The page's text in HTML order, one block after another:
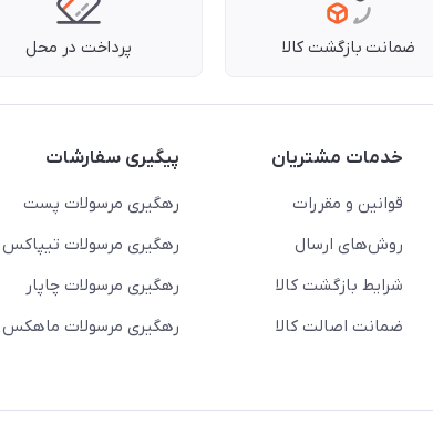
ضمانت بازگشت کالا پرداخت در محل
خدمات مشتریان
قوانین و مقررات
روش‌های ارسال
شرایط بازگشت کالا
ضمانت اصالت کالا
پیگیری سفارشات
رهگیری مرسولات پست
رهگیری مرسولات تیپاکس
رهگیری مرسولات چاپار
رهگیری مرسولات ماهکس